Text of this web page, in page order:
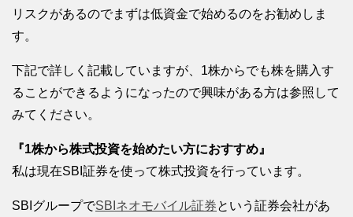
リスクがあるのでまずは低資金で始めるのをお勧めしま
す。
下記で詳しく記載していますが、1株からでも株を購入す
ることができるようになったので興味がある方は参照して
みてください。
『1株から株式投資を始めたい方におすすめ』
私は現在SBI証券を使って株式投資を行っています。
SBIグループでSBIネオモバイル証券という証券会社があ